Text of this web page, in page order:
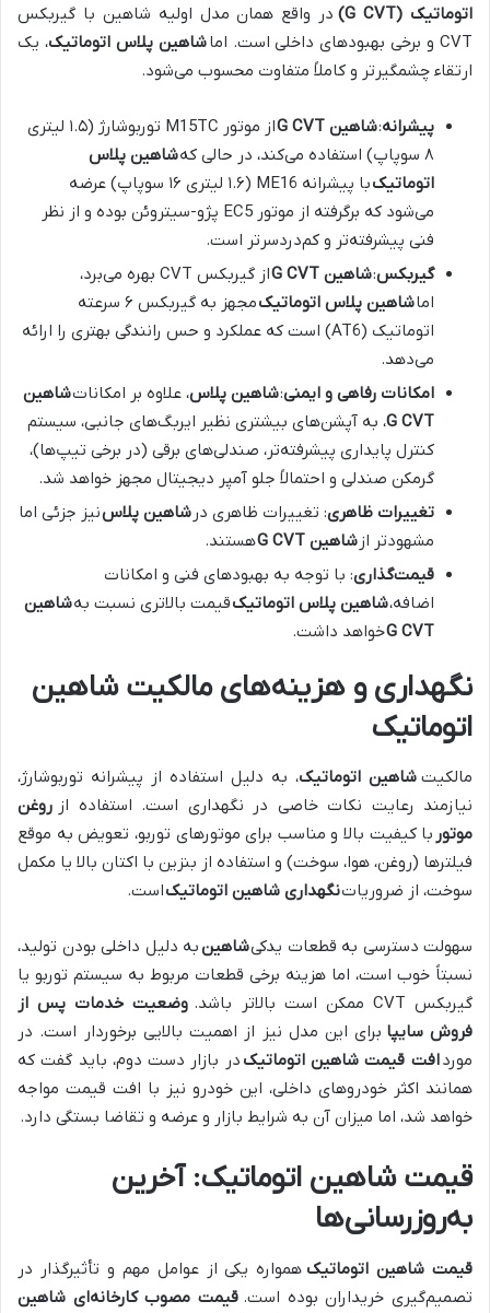
اتوماتیک (G CVT)
در واقع همان مدل اولیه شاهین با گیربکس
CVT و برخی بهبودهای داخلی است. اما
شاهین پلاس اتوماتیک، یک
ارتقاء چشمگیرتر و کاملاً متفاوت محسوب می‌شود.
پیشرانه:شاهین G CVT
از موتور M15TC توربوشارژ (۱.۵ لیتری
۸ سوپاپ) استفاده می‌کند، در حالی که
شاهین پلاس
اتوماتیک
با پیشرانه ME16 (۱.۶ لیتری ۱۶ سوپاپ) عرضه
می‌شود که برگرفته از موتور EC5 پژو-سیتروئن بوده و از نظر
فنی پیشرفته‌تر و کم‌دردسرتر است.
گیربکس:شاهین G CVT
از گیربکس CVT بهره می‌برد،
اماشاهین پلاس اتوماتیک
مجهز به گیربکس ۶ سرعته
اتوماتیک (AT6) است که عملکرد و حس رانندگی بهتری را ارائه
می‌دهد.
امکانات رفاهی و ایمنی:شاهین پلاس، علاوه بر امکاناتشاهین
G CVT، به آپشن‌های بیشتری نظیر ایربگ‌های جانبی، سیستم
کنترل پایداری پیشرفته‌تر، صندلی‌های برقی (در برخی تیپ‌ها)،
گرمکن صندلی و احتمالاً جلو آمپر دیجیتال مجهز خواهد شد.
تغییرات ظاهری: تغییرات ظاهری در شاهین پلاسنیز جزئی اما
مشهودتر از شاهین G CVT
هستند.
قیمت‌گذاری: با توجه به بهبودهای فنی و امکانات
اضافه،شاهین پلاس اتوماتیکقیمت بالاتری نسبت بهشاهین
G CVTخواهد داشت.
نگهداری و هزینه‌های مالکیت شاهین
اتوماتیک
مالکیت شاهین اتوماتیک، به دلیل استفاده از پیشرانه توربوشارژ،
نیازمند رعایت نکات خاصی در نگهداری است. استفاده از روغن
موتور با کیفیت بالا و مناسب برای موتورهای توربو، تعویض به موقع
فیلترها (روغن، هوا، سوخت) و استفاده از بنزین با اکتان بالا یا مکمل
سوخت، از ضروریاتنگهداری شاهین اتوماتیکاست.
سهولت دسترسی به قطعات یدکیشاهینبه دلیل داخلی بودن تولید،
نسبتاً خوب است، اما هزینه برخی قطعات مربوط به سیستم توربو یا
گیربکس CVT ممکن است بالاتر باشد.
وضعیت خدمات پس از
فروش سایپا برای این مدل نیز از اهمیت بالایی برخوردار است. در
موردافت قیمت شاهین اتوماتیک در بازار دست دوم، باید گفت که
همانند اکثر خودروهای داخلی، این خودرو نیز با افت قیمت مواجه
خواهد شد، اما میزان آن به شرایط بازار و عرضه و تقاضا بستگی دارد.
قیمت شاهین اتوماتیک: آخرین
به‌روزرسانی‌ها
قیمت شاهین اتوماتیک همواره یکی از عوامل مهم و تأثیرگذار در
تصمیم‌گیری خریداران بوده است. قیمت مصوب کارخانه‌ای شاهین